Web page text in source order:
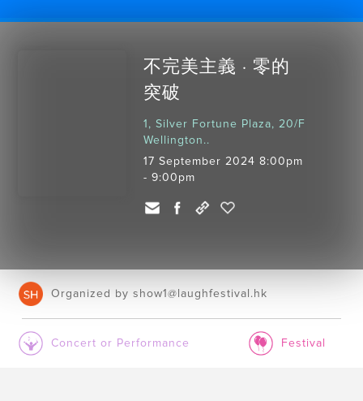
不完美主義 · 零的
突破
1, Silver Fortune Plaza, 20/F
Wellington..
17 September 2024 8:00pm
- 9:00pm
Organized by show1@laughfestival.hk
Concert or Performance Festival